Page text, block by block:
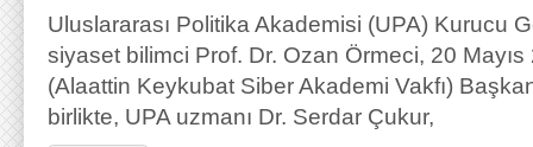
Uluslararası Politika Akademisi (UPA) Kurucu
siyaset bilimci Prof. Dr. Ozan Örmeci, 20
(Alaattin Keykubat Siber Akademi Vakfı)
birlikte, UPA uzmanı Dr. Serdar Çukur,